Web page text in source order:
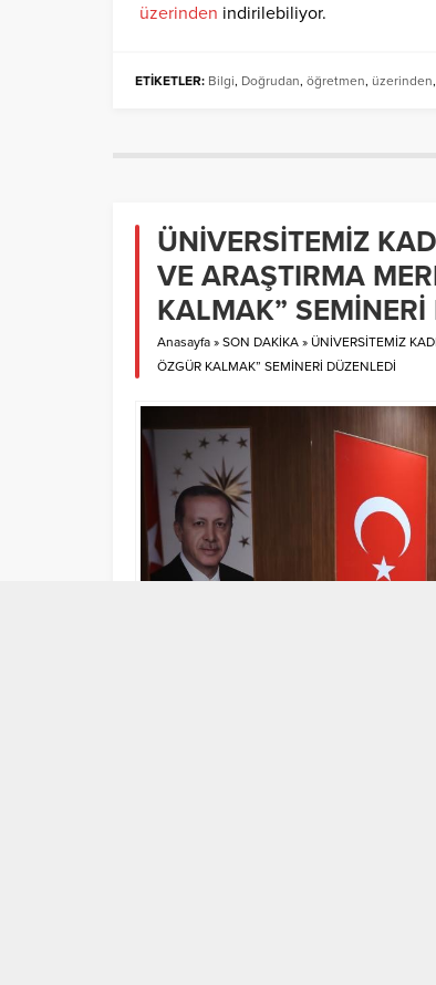
üzerinden indirilebiliyor.
ETİKETLER: Bilgi, Doğrudan, öğretmen, üzerinden,
ÜNİVERSİTEMİZ
VE ARAŞTIRMA
KALMAK” SEMİNERİ
Anasayfa » SON DAKİKA » ÜNİVERSİTEMİZ
ÖZGÜR KALMAK” SEMİNERİ DÜZENLEDİ